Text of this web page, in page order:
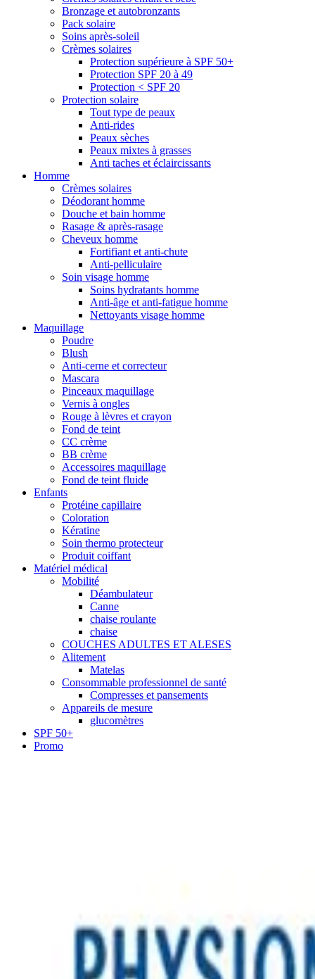
Bronzage et autobronzants
Pack solaire
Soins après-soleil
Crèmes solaires
Protection supérieure à SPF 50+
Protection SPF 20 à 49
Protection < SPF 20
Protection solaire
Tout type de peaux
Anti-rides
Peaux sèches
Peaux mixtes à grasses
Anti taches et éclaircissants
Homme
Crèmes solaires
Déodorant homme
Douche et bain homme
Rasage & après-rasage
Cheveux homme
Fortifiant et anti-chute
Anti-pelliculaire
Soin visage homme
Soins hydratants homme
Anti-âge et anti-fatigue homme
Nettoyants visage homme
Maquillage
Poudre
Blush
Anti-cerne et correcteur
Mascara
Pinceaux maquillage
Vernis à ongles
Rouge à lèvres et crayon
Fond de teint
CC crème
BB crème
Accessoires maquillage
Fond de teint fluide
Enfants
Protéine capillaire
Coloration
Kératine
Soin thermo protecteur
Produit coiffant
Matériel médical
Mobilité
Déambulateur
Canne
chaise roulante
chaise
COUCHES ADULTES ET ALESES
Alitement
Matelas
Consommable professionnel de santé
Compresses et pansements
Appareils de mesure
glucomètres
SPF 50+
Promo